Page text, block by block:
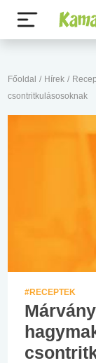
Főoldal / Hírek /
csontritkulásosoknak
#RECEPTEK